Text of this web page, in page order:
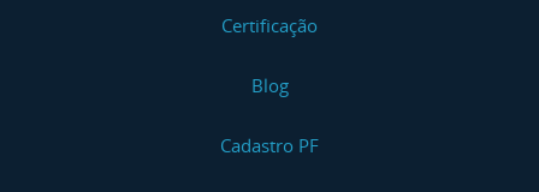
Certificação
Blog
Cadastro PF